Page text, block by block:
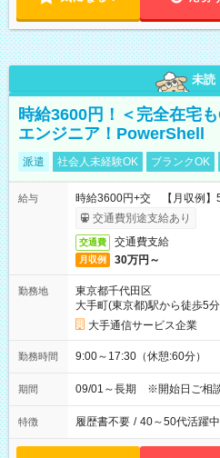
未読
時給3600円！＜完全在宅
エンジニア！PowerShell
派遣 社会人未経験OK ブランクOK
給与
時給3600円+交 【月収例】
交通費別途支給あり
交通費 交通費支給
月収例 30万円～
勤務地
東京都千代田区
大手町(東京都)駅から徒歩5分
大手通信サービス企業
勤務時間 9:00～17:30（休憩:60分）
期間 09/01～長期 ※開始日ご相談
特徴 履歴書不要 / 40～50代活躍中